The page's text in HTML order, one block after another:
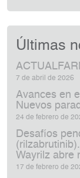
Últimas
7 de abril de 2026
Avances en
Nuevos
24 de febrero de
Desafíos
Wayrilz abre
17 de febrero de